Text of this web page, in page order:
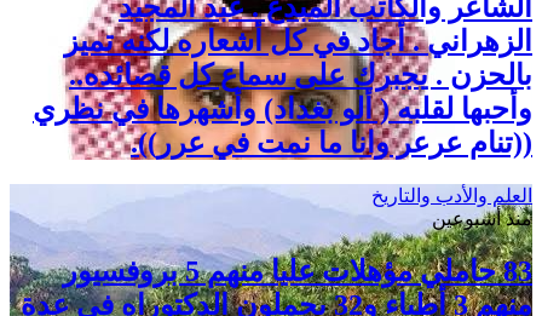
الشاعر والكاتب المبدع . عبد المجيد
الزهراني . أجاد في كل أشعاره لكنه تميز
بالحزن . يجبرك على سماع كل قصائده..
وأحبها لقلبه ( ألو بغداد) وأشهرها في نظري
((تنام عرعر وانا ما نمت في عرر)).
العلم والأدب والتاريخ
منذ أسبوعين
83 حاملي مؤهلات عليا منهم 5 بروفسيور
منهم 3 أطباء و32 يحملون الدكتوراه في عدة